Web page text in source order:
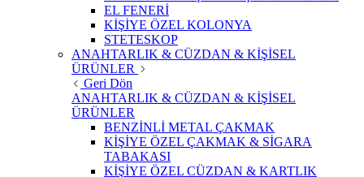
EL FENERİ
KİŞİYE ÖZEL KOLONYA
STETESKOP
ANAHTARLIK & CÜZDAN & KİŞİSEL
ÜRÜNLER
Geri Dön
ANAHTARLIK & CÜZDAN & KİŞİSEL
ÜRÜNLER
BENZİNLİ METAL ÇAKMAK
KİŞİYE ÖZEL ÇAKMAK & SİGARA
TABAKASI
KİŞİYE ÖZEL CÜZDAN & KARTLIK